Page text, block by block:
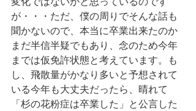
が・・・ただ、僕の周りでそんな話も
聞かないので、本当に卒業出来たのか
まだ半信半疑でもあり、念のため今年
までは仮免許状態と考えています。も
し、飛散量がかなり多いと予想されて
いる今年も大丈夫だったら、晴れて
「杉の花粉症は卒業した」と公言した